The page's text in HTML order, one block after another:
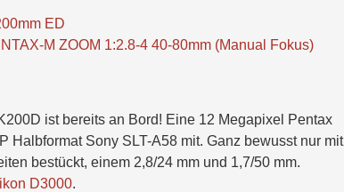
ED
M ZOOM 1:2.8-4 40-80mm (Manual Fokus)
ist bereits an Bord! Eine 12 Megapixel Pentax
Halbformat Sony SLT-A58 mit. Ganz bewusst nur mit
bestückt, einem 2,8/24 mm und 1,7/50 mm.
D3000.